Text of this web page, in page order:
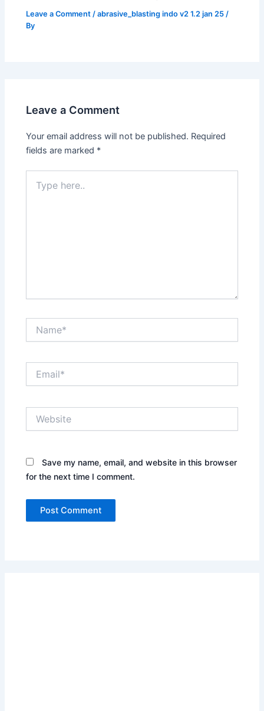
Leave a Comment /abrasive_blasting indo v2 1.2 jan 25 /
By
Leave a Comment
Your email address will not be published. Required
fields are marked *
here..
Save my name, email, and website in this browser
for the next time I comment.